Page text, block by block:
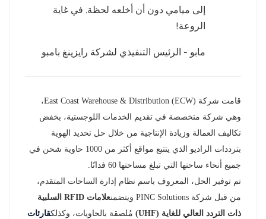
日语
Melayu
Polski
แบบไทย
Tiếng Việt
إلى ميامي دون أن أخلعه لحظة. في غاية
الروعة!
مابو - الرئيس التنفيذي لشركة رايزينغ بامبو
قامت شركة East Coast Warehouse & Distribution (ECW)،
وهي شركة متخصصة في تقديم الخدمات اللوجستية، بخفض
تكاليف العمالة وزيادة الإنتاجية من خلال حل تحديد الهوية
بترددات الراديو الذي يتتبع مواقع أكثر من 1000 حاوية شحن في
جميع أنحاء ساحتها التي تبلغ مساحتها 60 فدانًا.
تم توفير الحل، المعروف باسم نظام إدارة الساحات المتقدم،
من قبل شركة PINC Solutions ويتضمن
علامات RFID السلبية
ذات التردد العالي للغاية (UHF)
مُلصقة بالحاويات، وكذلكقارئات